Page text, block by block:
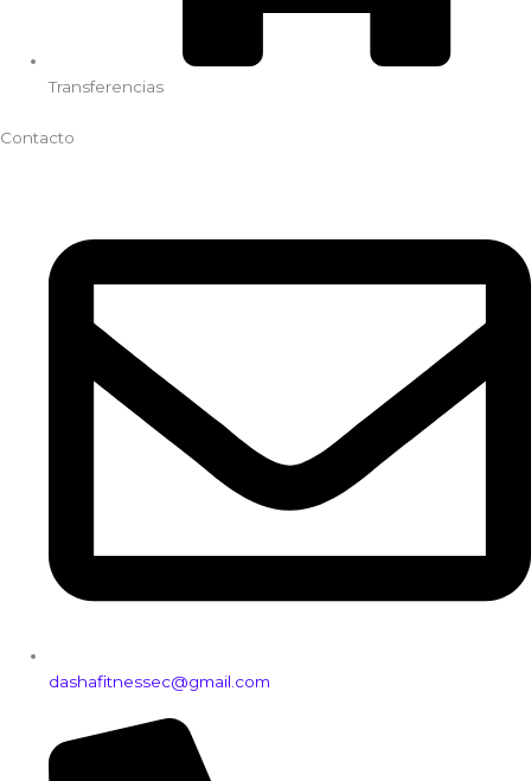
Transferencias
Contacto
dashafitnessec@gmail.com